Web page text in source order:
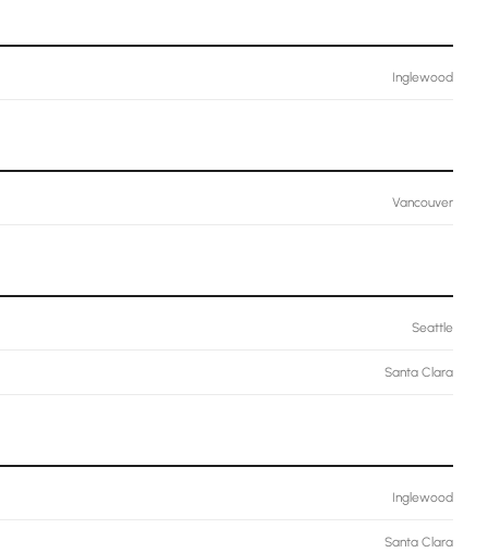
Inglewood
Vancouver
Seattle
Santa Clara
Inglewood
Santa Clara